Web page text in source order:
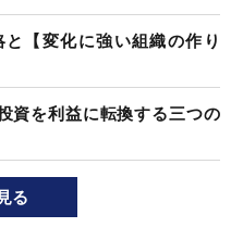
【変化に強い組織の作り
資を利益に転換する三つの
る